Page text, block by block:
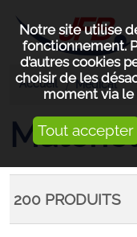
Notre site utilise
fonctionnement.
d’autres cookies
choisir de les
moment via le
Tout accepter
Accueil Médical
200 PRODUITS